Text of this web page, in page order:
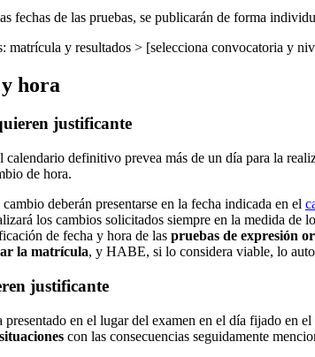
fechas de las pruebas, se publicarán de forma
matrícula y resultados > [selecciona convocatoria y
hora
justificante
calendario definitivo prevea más de un día para la
de hora.
deberán presentarse en la fecha indicada en el
los cambios solicitados siempre en la medida de
de fecha y hora de las pruebas de expresión
la matrícula, y HABE, si lo considera viable, lo
justificante
presentado en el lugar del examen en el día fijado en
con las consecuencias seguidamente